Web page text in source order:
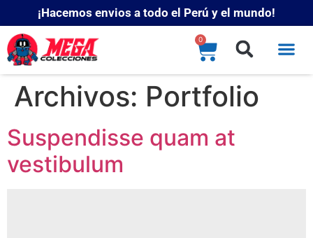
¡Hacemos envios a todo el Perú y el mundo!
0
Archivos: Portfolio
Suspendisse quam at
vestibulum